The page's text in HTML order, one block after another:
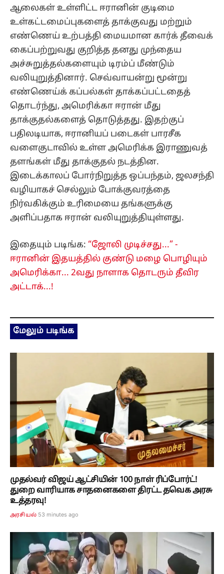
ஆலைகள் உள்ளிட்ட ஈரானின் குடிமை
உள்கட்டமைப்புகளைத் தாக்குவது மற்றும்
எண்ணெய் உற்பத்தி மையமான கார்க் தீவைக்
கைப்பற்றுவது குறித்த தனது முந்தைய
அச்சுறுத்தல்களையும் டிரம்ப் மீண்டும்
வலியுறுத்தினார். செவ்வாயன்று மூன்று
எண்ணெய்க் கப்பல்கள் தாக்கப்பட்டதைத்
தொடர்ந்து, அமெரிக்கா ஈரான் மீது
தாக்குதல்களைத் தொடுத்தது. இதற்குப்
பதிலடியாக, ஈரானியப் படைகள் பாரசீக
வளைகுடாவில் உள்ள அமெரிக்க இராணுவத்
தளங்கள் மீது தாக்குதல் நடத்தின.
இடைக்காலப் போர்நிறுத்த ஒப்பந்தம், ஜலசந்தி
வழியாகச் செல்லும் போக்குவரத்தை
நிர்வகிக்கும் உரிமையை தங்களுக்கு
அளிப்பதாக ஈரான் வலியுறுத்தியுள்ளது.
இதையும் படிங்க: “ஜோலி முடிச்சது...” -
ஈரானின் இதயத்தில் குண்டு மழை பொழியும்
அமெரிக்கா... 2வது நாளாக தொடரும் தீவிர
அட்டாக்...!
மேலும் படிங்க
முதல்வர் விஜய் ஆட்சியின் 100 நாள் ரிப்போர்ட்!
துறை வாரியாக சாதனைகளை திரட்ட தவெக அரசு
உத்தரவு!
அரசியல் 53 minutes ago